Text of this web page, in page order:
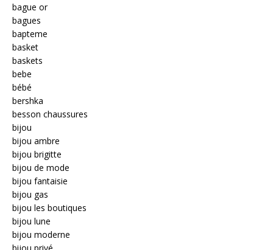
bague or
bagues
bapteme
basket
baskets
bebe
bébé
bershka
besson chaussures
bijou
bijou ambre
bijou brigitte
bijou de mode
bijou fantaisie
bijou gas
bijou les boutiques
bijou lune
bijou moderne